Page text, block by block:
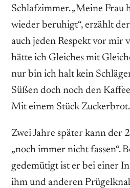
Schlafzimmer. „Meine Frau
wieder beruhigt“, erzählt
auch jeden Respekt vor mir
hätte ich Gleiches mit
nur bin ich halt kein
Süßen doch noch den
Mit einem Stück Zuckerbrot.
Zwei Jahre später kann der
„noch immer nicht fassen“.
gedemütigt ist er bei einer
ihm und anderen